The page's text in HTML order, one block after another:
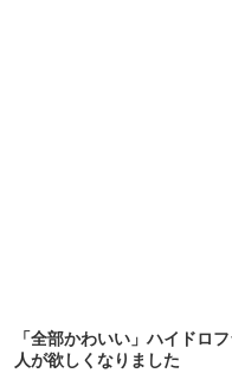
「全部かわいい」ハイドロ
人が欲しくなりました